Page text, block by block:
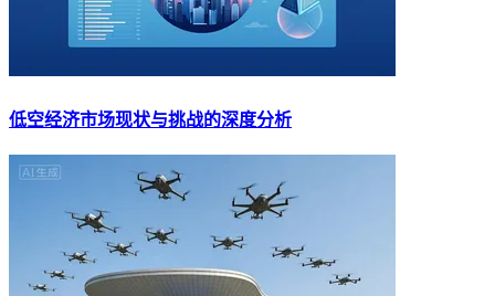
低空经济市场现状与挑战的深度分析